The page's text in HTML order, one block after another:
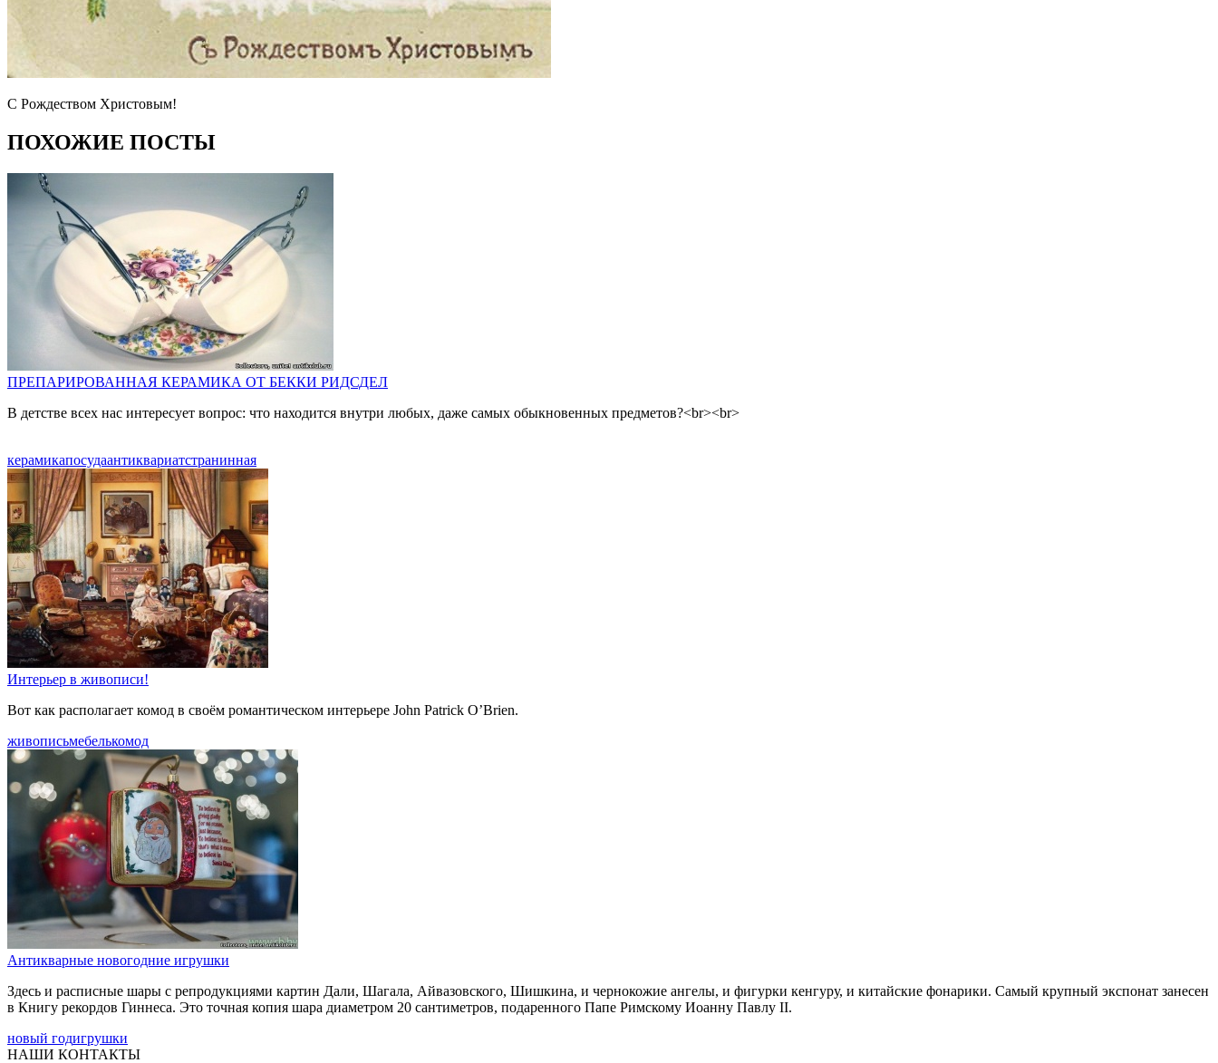
С Рождеством Христовым!
ПОХОЖИЕ ПОСТЫ
ПРЕПАРИРОВАННАЯ КЕРАМИКА ОТ БЕККИ РИДСДЕЛ
В детстве всех нас интересует вопрос: что находится внутри любых, даже самых обыкновенных предметов?<br><br>
керамикапосудаантиквариатстранинная
Интерьер в живописи!
Вот как располагает комод в своём романтическом интерьере John Patrick O’Brien.
живописьмебелькомод
Антикварные новогодние игрушки
Здесь и расписные шары с репродукциями картин Дали, Шагала, Айвазовского, Шишкина, и чернокожие ангелы, и фигурки кенгуру, и китайские фонарики. Самый крупный экспонат занесен
в Книгу рекордов Гиннеса. Это точная копия шара диаметром 20 сантиметров, подаренного Папе Римскому Иоанну Павлу II.
новый годигрушки
НАШИ КОНТАКТЫ